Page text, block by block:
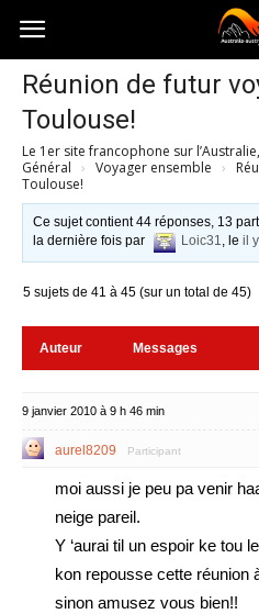
Australia-
australie.com
Réunion de futur
Toulouse!
Le 1er site francophone sur
Général › Voyager ensemble ›
Toulouse!
Ce sujet contient 44 réponses, 13
la dernière fois par
Loic31, leil
5 sujets de 41 à 45 (sur un total de 45)
Auteur Messages
9 janvier 2010 à 9 h 46 min
aurel8209 Participant
moi aussi je peu pa venir
neige pareil.
Y ‘aurai til un espoir ke tou
kon repousse cette réunion
sinon amusez vous bien!!